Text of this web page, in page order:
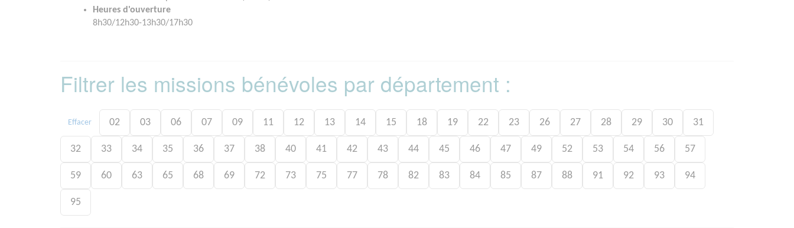
Heures d'ouverture
8h30/12h30-13h30/17h30
Filtrer les missions bénévoles par département :
Effacer 02 03 06 07 09 11 12 13 14 15 18 19 22 23 26 27 28 29 30 31
32 33 34 35 36 37 38 40 41 42 43 44 45 46 47 49 52 53 54 56 57
59 60 63 65 68 69 72 73 75 77 78 82 83 84 85 87 88 91 92 93 94
95